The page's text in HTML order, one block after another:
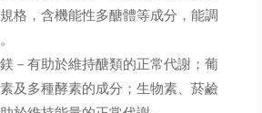
格，含機能性多醣體等成分，能調
－有助於維持醣類的正常代謝；葡
及多種酵素的成分；生物素、菸鹼